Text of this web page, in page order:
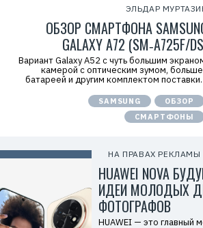
ЭЛЬДАР
ОБЗОР СМАРТФОНА
GALAXY A72 (SM‑A725F/
Вариант Galaxy A52 с чуть большим
камерой с оптическим зумом,
батареей и другим комплектом
SAMSUNG
ОБЗОР
СМАРТФОНЫ
НА ПРАВАХ РЕКЛАМЫ
HUAWEI NOVA
ИДЕИ МОЛОДЫХ
ФОТОГРАФОВ
HUAWEI — это главный